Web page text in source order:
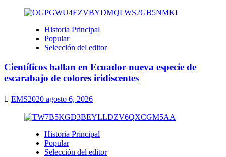
Historia Principal
Popular
Selección del editor
Científicos hallan en Ecuador nueva especie de
escarabajo de colores iridiscentes
EMS2020 agosto 6, 2026
Historia Principal
Popular
Selección del editor